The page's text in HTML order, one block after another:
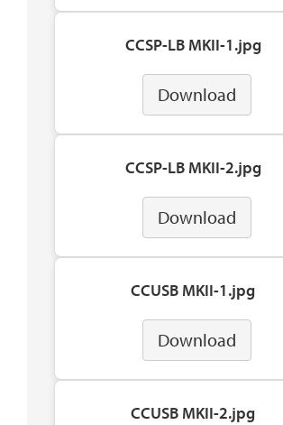
CCSP-LB MKII-1.jpg
Download
CCSP-LB MKII-2.jpg
Download
CCUSB MKII-1.jpg
Download
CCUSB MKII-2.jpg